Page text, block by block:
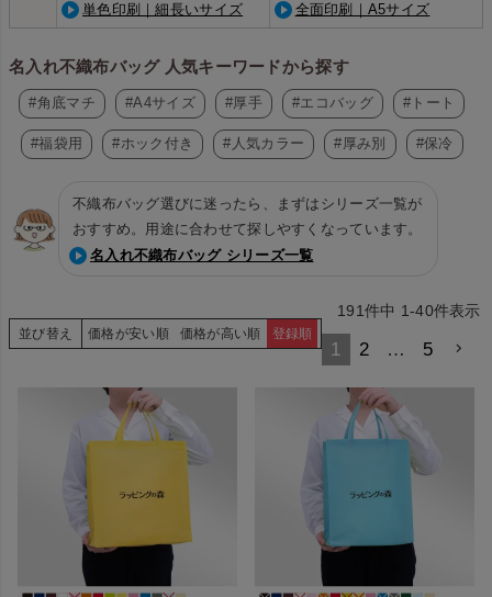
単色印刷｜細長いサイズ 全面印刷｜A5サイズ
名入れ不織布バッグ 人気キーワードから探す
#角底マチ #A4サイズ #厚手 #エコバッグ #トート
#福袋用 #ホック付き #人気カラー #厚み別 #保冷
不織布バッグ選びに迷ったら、まずはシリーズ一覧が
おすすめ。用途に合わせて探しやすくなっています。
名入れ不織布バッグ シリーズ一覧
並び替え 価格が安い順 価格が高い順 登録順
191件中 1-40件表示
1 2 … 5